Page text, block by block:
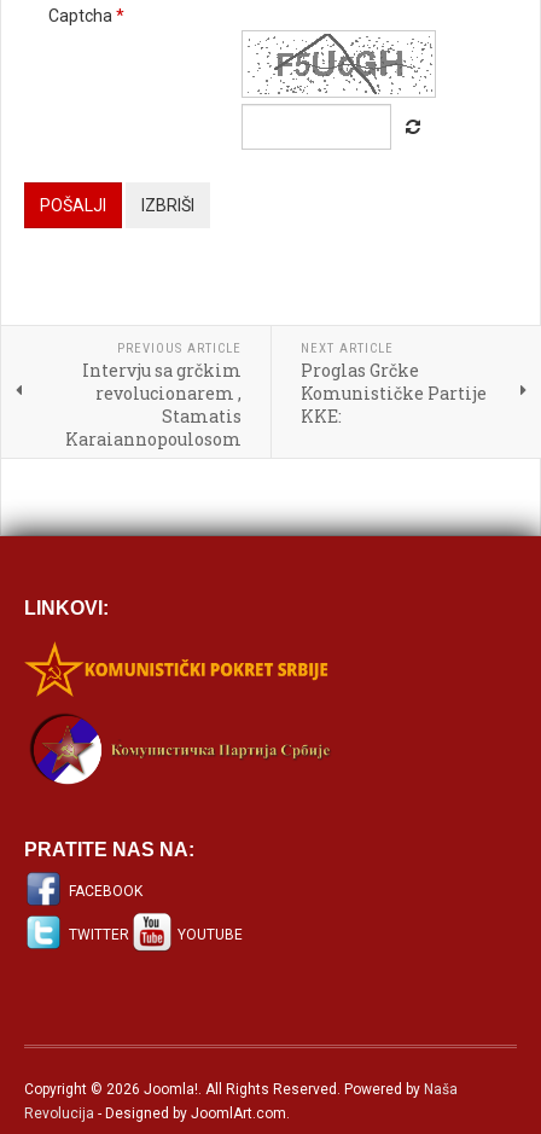



[BBCODE]
Captcha *
POŠALJI IZBRIŠI
PREVIOUS ARTICLE
Intervju sa grčkim
revolucionarem ,
Stamatis
Karaiannopoulosom
NEXT ARTICLE
Proglas Grčke
Komunističke Partije
KKE:
LINKOVI:
PRATITE NAS NA:
FACEBOOK
TWITTER YOUTUBE
Copyright © 2026 Joomla!. All Rights Reserved. Powered by Naša
Revolucija - Designed by JoomlArt.com.